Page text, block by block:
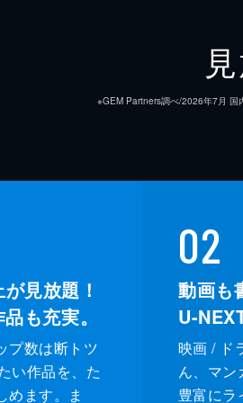
※GEM Partners調べ/2026年7⽉ 国
見放題！
も充実。
プ数は断トツ
い作品を、た
めます。ま
02
動画も
U-
映画 / ド
ん、マン
豊富にラ